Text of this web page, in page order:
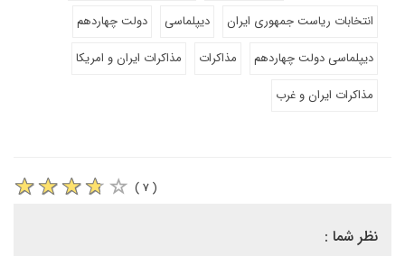
انتخابات ریاست جمهوری ایران دیپلماسی
دولت چهاردهم
دیپلماسی دولت چهاردهم
مذاکرات
مذاکرات ایران و امریکا
مذاکرات ایران و غرب
( ۷ )
نظر شما :